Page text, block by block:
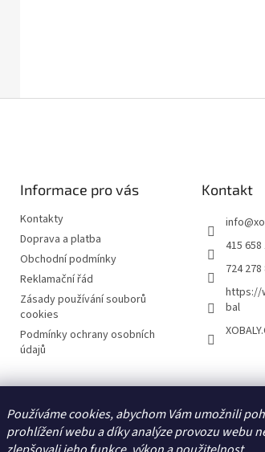
Používáme cookies, abychom Vám umožnili
prohlížení webu a díky analýze provozu webu
Informace pro vás
Kontakty
Doprava a platba
Obchodní podmínky
Reklamační řád
Zásady používání souborů
cookies
Podmínky ochrany osobních
údajů
Kontakt
info@
415 658
724 278
https://
bal
FLEXOBAL